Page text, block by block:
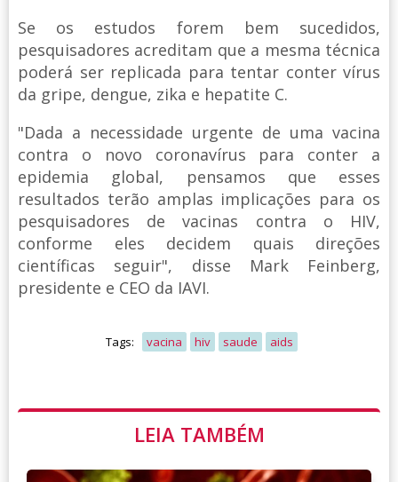
Se os estudos forem bem sucedidos,
pesquisadores acreditam que a mesma técnica
poderá ser replicada para tentar conter vírus
da gripe, dengue, zika e hepatite C.
"Dada a necessidade urgente de uma vacina
contra o novo coronavírus para conter a
epidemia global, pensamos que esses
resultados terão amplas implicações para os
pesquisadores de vacinas contra o HIV,
conforme eles decidem quais direções
científicas seguir", disse Mark Feinberg,
presidente e CEO da IAVI.
Tags: vacina hiv saude aids
LEIA TAMBÉM